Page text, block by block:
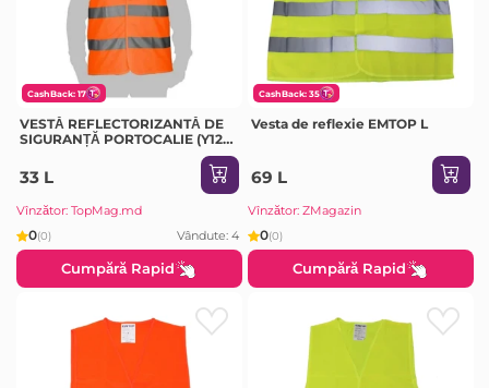
CashBack: 17
VESTĂ REFLECTORIZANTĂ DE
SIGURANȚĂ PORTOCALIE (Y12-
33 L
Vînzător: TopMag.md
0(0) Vândute: 4
Cumpără Rapid
CashBack: 35
Vesta de reflexie EMTOP L
69 L
Vînzător: ZMagazin
0(0)
Cumpără Rapid